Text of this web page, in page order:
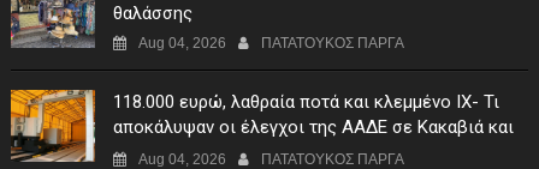
θαλάσσης
Aug 04, 2026 ΠΑΤΑΤΟΥΚΟΣ ΠΑΡΓΑ
118.000 ευρώ, λαθραία ποτά και κλεμμένο ΙΧ- Τι
αποκάλυψαν οι έλεγχοι της ΑΑΔΕ σε Κακαβιά και
Μαυρομάτι
Aug 04, 2026 ΠΑΤΑΤΟΥΚΟΣ ΠΑΡΓΑ